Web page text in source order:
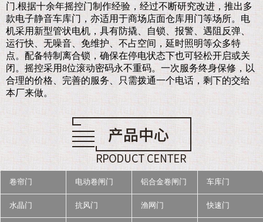
门.根据十余年摇控门制作经验，经过不断研究改进，推出多
款电子静音车库门，亦适用于商场店面仓库用门等场所。电
机采用新型管状电机，具有防撬、自锁、报警、遇阻反弹、
运行快、无噪音、免维护、不占空间，延时照明等众多特
点。配备特制离合锁，确保在停电状态下也可轻松开启或关
闭。摇控采用8位滚动密码永不重码。一次服务终身保修，以
合理的价格、完善的服务、只需拨通一个电话，剩下的交给
本厂来做。
卷帘门 电动卷闸门 铝合金卷闸门 车库门
水晶门 抗风门 渔网门 快速门